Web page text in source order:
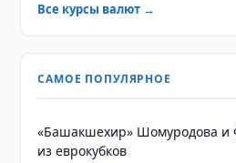
Все курсы валют →
САМОЕ ПОПУЛЯРНОЕ
«Башакшехир» Шомуродова и
из еврокубков